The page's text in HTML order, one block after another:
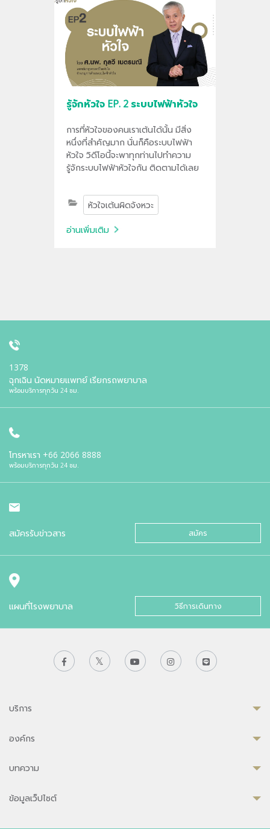
รู้จักหัวใจ EP. 2 ระบบไฟฟ้าหัวใจ
การที่หัวใจของคนเราเต้นได้นั้น มีสิ่ง
หนึ่งที่สำคัญมาก นั่นก็คือระบบไฟฟ้า
หัวใจ วิดีโอนี้จะพาทุกท่านไปทำความ
รู้จักระบบไฟฟ้าหัวใจกัน ติดตามได้เลย
หัวใจเต้นผิดจังหวะ
อ่านเพิ่มเติม
1378
ฉุกเฉิน นัดหมายแพทย์ เรียกรถพยาบาล
พร้อมบริการทุกวัน 24 ชม.
โทรหาเรา +66 2066 8888
พร้อมบริการทุกวัน 24 ชม.
สมัครรับข่าวสาร สมัคร
แผนที่โรงพยาบาล วิธีการเดินทาง
บริการ
องค์กร
บทความ
ข้อมูลเว็ปไซต์